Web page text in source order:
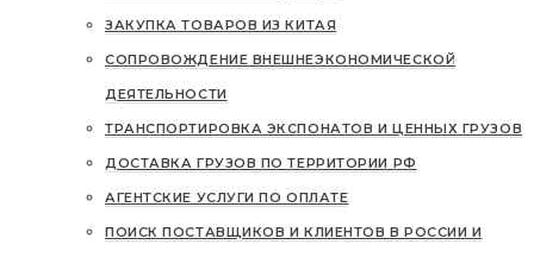
ЗАКУПКА ТОВАРОВ ИЗ КИТАЯ
СОПРОВОЖДЕНИЕ ВНЕШНЕЭКОНОМИЧЕСКОЙ
ДЕЯТЕЛЬНОСТИ
ТРАНСПОРТИРОВКА ЭКСПОНАТОВ И ЦЕННЫХ ГРУЗОВ
ДОСТАВКА ГРУЗОВ ПО ТЕРРИТОРИИ РФ
АГЕНТСКИЕ УСЛУГИ ПО ОПЛАТЕ
ПОИСК ПОСТАВЩИКОВ И КЛИЕНТОВ В РОССИИ И